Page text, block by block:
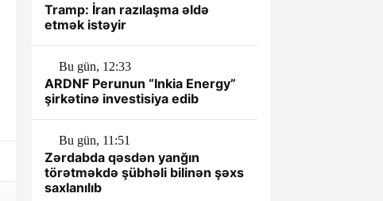
Tramp: İran razılaşma əldə
etmək istəyir
Bu gün, 12:33
ARDNF Perunun “Inkia Energy”
şirkətinə investisiya edib
Bu gün, 11:51
Zərdabda qəsdən yanğın
törətməkdə şübhəli bilinən şəxs
saxlanılıb